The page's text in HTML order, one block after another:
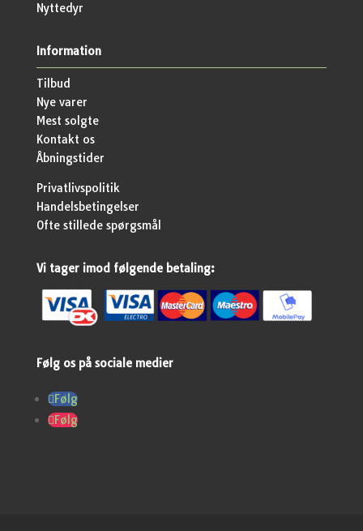
Nyttedyr
Information
Tilbud
Nye varer
Mest solgte
Kontakt os
Åbningstider
Privatlivspolitik
Handelsbetingelser
Ofte stillede spørgsmål
Vi tager imod følgende betaling:
Følg os på sociale medier
Følg
Følg